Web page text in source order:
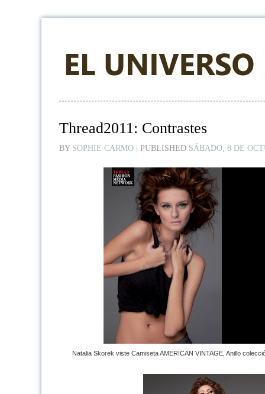
Thread2011: Contrastes
BY SOPHIE CARMO PUBLISHED SÁBADO, 8 DE
Natalia Skorek viste Camiseta AMERICAN VINTAGE, Anillo